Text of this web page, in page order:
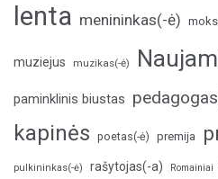
lenta menininkas(-ė)
muziejus muzikas(-ė)
paminklinis biustas
kapinės poetas(-ė) premija
pulkininkas(-ė) rašytojas(-a) Romainiai